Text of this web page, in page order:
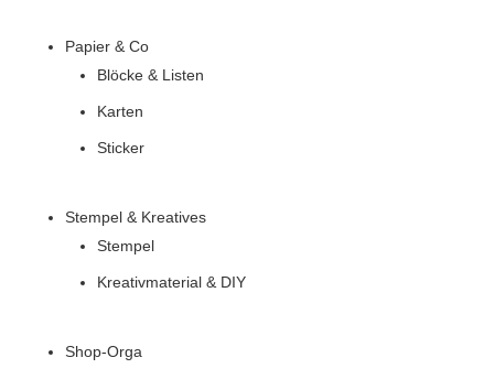
Papier & Co
Blöcke & Listen
Karten
Sticker
Stempel & Kreatives
Stempel
Kreativmaterial & DIY
Shop-Orga